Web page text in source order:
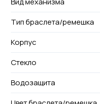
Тип браслета/ремешка
Корпус
Стекло
Водозащита